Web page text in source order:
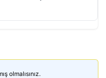
olmalısınız.